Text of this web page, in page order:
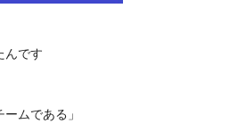
んです
ムである」